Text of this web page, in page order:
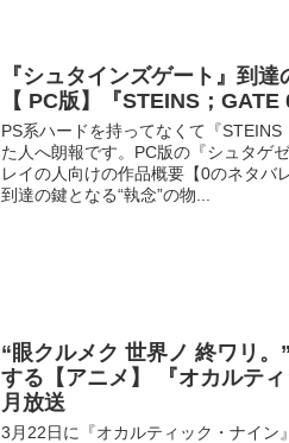
『シュタインズゲート』到
【 PC版】『STEINS；GATE
PS系ハードを持ってなくて『
た人へ朗報です。PC版の『シュタゲ
レイの人向けの作品概要【0のネタバ
到達の鍵となる“執念”の物...
“眼クルメク 世界ノ 終ワリ
する【アニメ】 『オカルテ
月放送
3月22日に『オカルティック・ナイン